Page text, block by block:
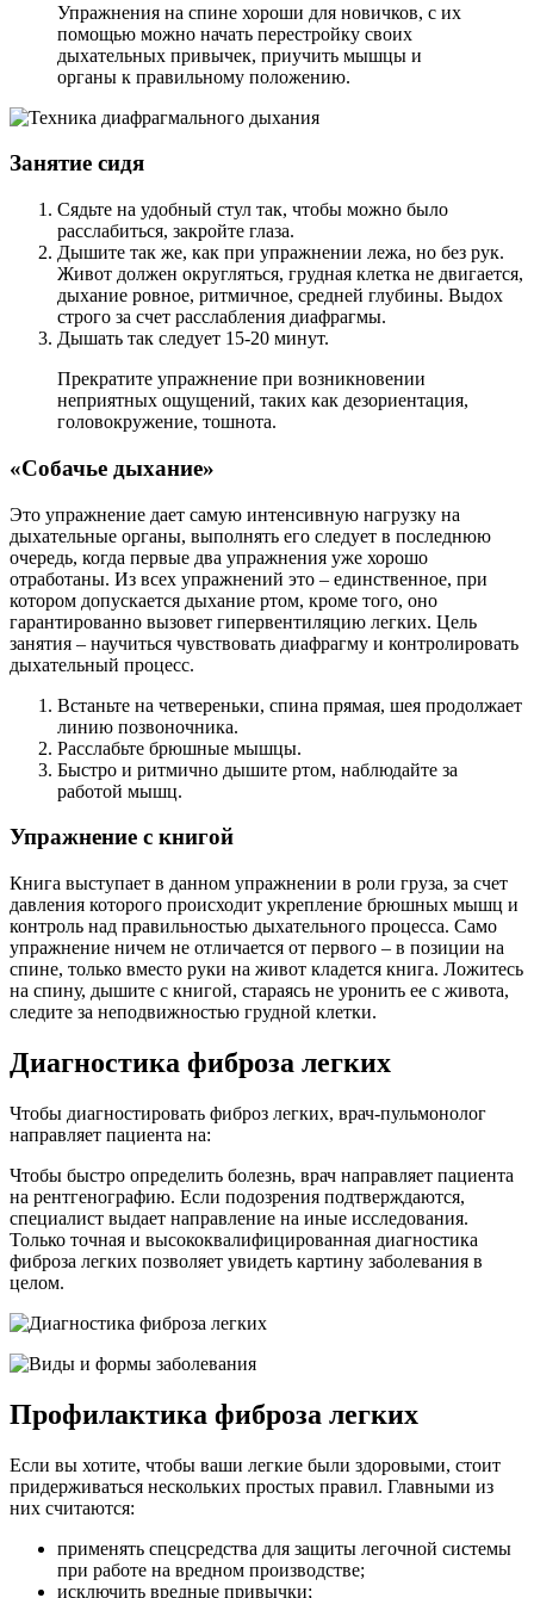
Упражнения на спине хороши для новичков, с их
помощью можно начать перестройку своих
дыхательных привычек, приучить мышцы и
органы к правильному положению.
Занятие сидя
Сядьте на удобный стул так, чтобы можно было
расслабиться, закройте глаза.
Дышите так же, как при упражнении лежа, но без рук.
Живот должен округляться, грудная клетка не двигается,
дыхание ровное, ритмичное, средней глубины. Выдох
строго за счет расслабления диафрагмы.
Дышать так следует 15-20 минут.
Прекратите упражнение при возникновении
неприятных ощущений, таких как дезориентация,
головокружение, тошнота.
«Собачье дыхание»
Это упражнение дает самую интенсивную нагрузку на
дыхательные органы, выполнять его следует в последнюю
очередь, когда первые два упражнения уже хорошо
отработаны. Из всех упражнений это – единственное, при
котором допускается дыхание ртом, кроме того, оно
гарантированно вызовет гипервентиляцию легких. Цель
занятия – научиться чувствовать диафрагму и контролировать
дыхательный процесс.
Встаньте на четвереньки, спина прямая, шея продолжает
линию позвоночника.
Расслабьте брюшные мышцы.
Быстро и ритмично дышите ртом, наблюдайте за
работой мышц.
Упражнение с книгой
Книга выступает в данном упражнении в роли груза, за счет
давления которого происходит укрепление брюшных мышц и
контроль над правильностью дыхательного процесса. Само
упражнение ничем не отличается от первого – в позиции на
спине, только вместо руки на живот кладется книга. Ложитесь
на спину, дышите с книгой, стараясь не уронить ее с живота,
следите за неподвижностью грудной клетки.
Диагностика фиброза легких
Чтобы диагностировать фиброз легких, врач-пульмонолог
направляет пациента на:
Чтобы быстро определить болезнь, врач направляет пациента
на рентгенографию. Если подозрения подтверждаются,
специалист выдает направление на иные исследования.
Только точная и высококвалифицированная диагностика
фиброза легких позволяет увидеть картину заболевания в
целом.
Профилактика фиброза легких
Если вы хотите, чтобы ваши легкие были здоровыми, стоит
придерживаться нескольких простых правил. Главными из
них считаются:
применять спецсредства для защиты легочной системы
при работе на вредном производстве;
исключить вредные привычки;